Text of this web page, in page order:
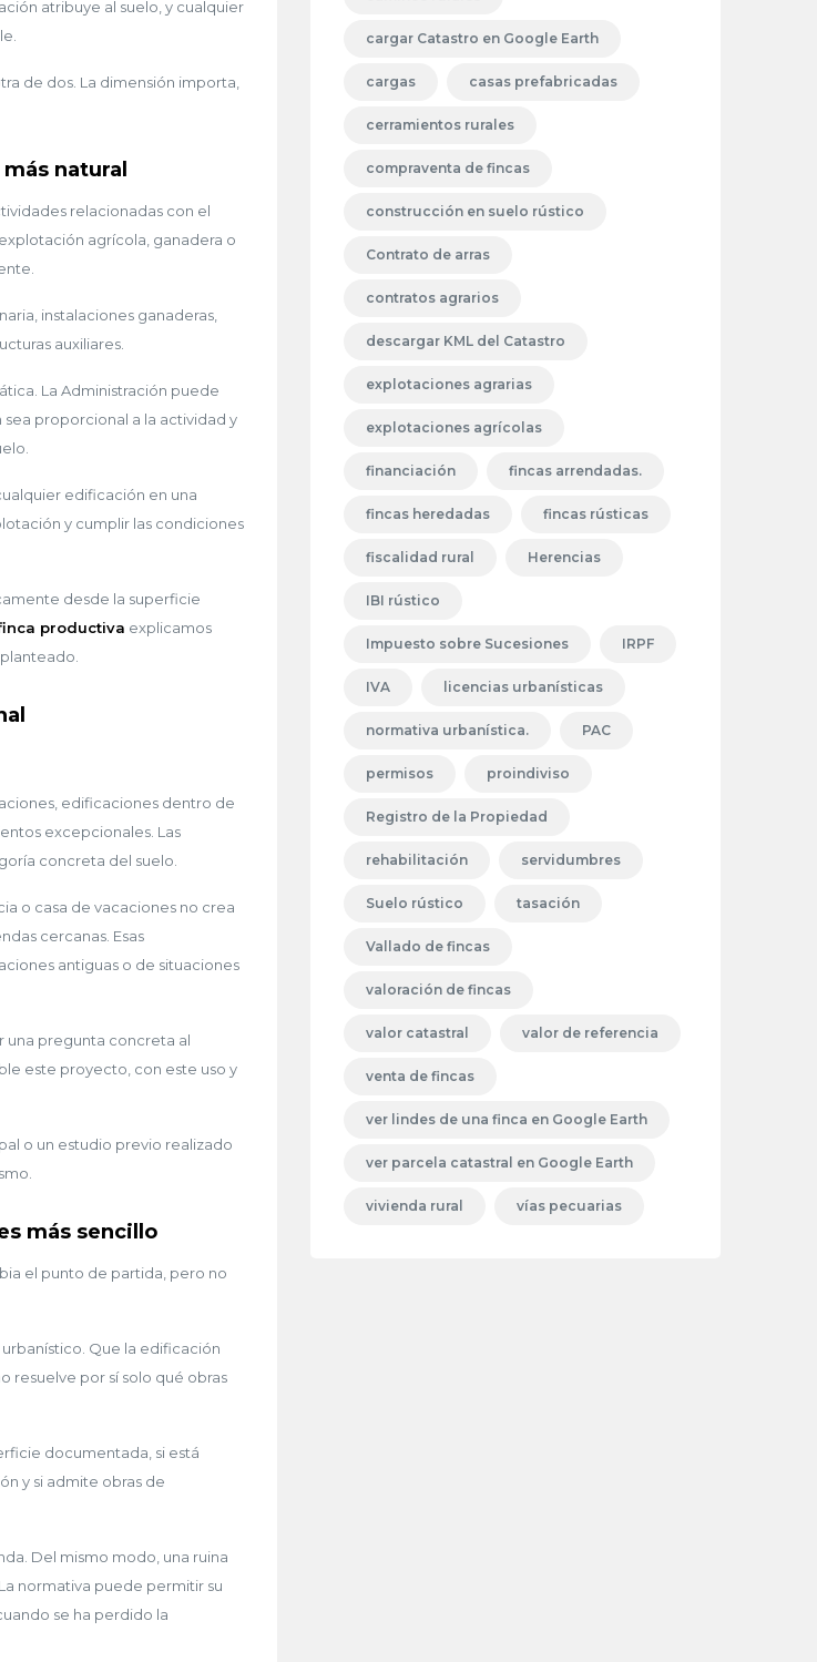
atribuye al suelo, y cualquier
de dos. La dimensión importa,
natural
relacionadas con el
agrícola, ganadera o
instalaciones ganaderas,
auxiliares.
La Administración puede
proporcional a la actividad y
edificación en una
y cumplir las condiciones
desde la superficie
productiva explicamos
edificaciones dentro de
excepcionales. Las
concreta del suelo.
o casa de vacaciones no crea
cercanas. Esas
antiguas o de situaciones
una pregunta concreta al
este proyecto, con este uso y
o un estudio previo realizado
más sencillo
el punto de partida, pero no
Que la edificación
resuelve por sí solo qué obras
documentada, si está
y si admite obras de
Del mismo modo, una ruina
normativa puede permitir su
se ha perdido la
cargar Catastro en Google Earth
cargas casas prefabricadas
cerramientos rurales
compraventa de fincas
construcción en suelo rústico
Contrato de arras
contratos agrarios
descargar KML del Catastro
explotaciones agrarias
explotaciones agrícolas
financiación fincas arrendadas.
fincas heredadas fincas rústicas
fiscalidad rural Herencias
IBI rústico
Impuesto sobre Sucesiones IRPF
IVA licencias urbanísticas
normativa urbanística. PAC
permisos proindiviso
Registro de la Propiedad
rehabilitación servidumbres
Suelo rústico tasación
Vallado de fincas
valoración de fincas
valor catastral valor de referencia
venta de fincas
ver lindes de una finca en Google Earth
ver parcela catastral en Google Earth
vivienda rural vías pecuarias